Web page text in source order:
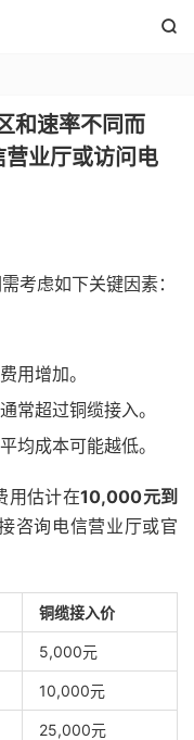

和速率不同而
业厅或访问电
考虑如下关键因素：
用增加。
常超过铜缆接入。
均成本可能越低。
用估计在10,000元到
咨询电信营业厅或官
铜缆接入价
5,000元
10,000元
25,000元